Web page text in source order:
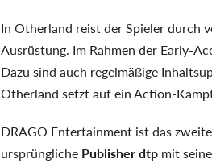
In Otherland reist der Spieler durch
Ausrüstung. Im Rahmen der Early-
Dazu sind auch regelmäßige
Otherland setzt auf ein Action-
DRAGO Entertainment ist das
ursprüngliche Publisher dtp mit